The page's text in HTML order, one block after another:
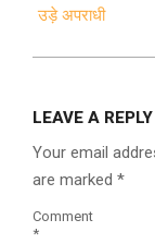
उड़े अपराधी
LEAVE A REPLY
Your email
are marked *
Comment
*